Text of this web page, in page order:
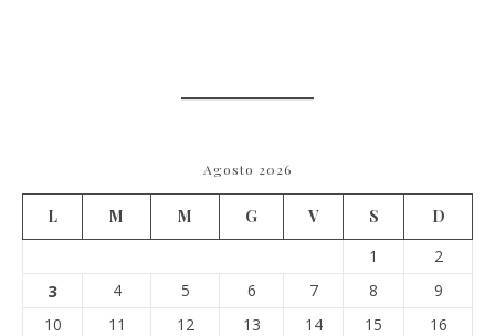
Agosto 2026
L M M G V S
D
1
2
3 4 5 6 7 8
9
10
11 12 13 14 15
16